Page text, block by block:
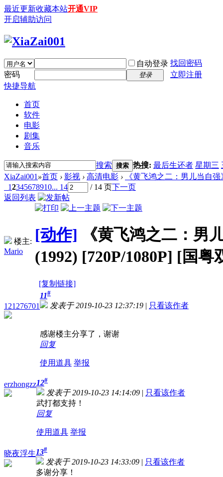
最近更新收藏本站开通VIP
开启辅助访问
自动登录 找回密码
密码
登录
立即注册
快捷导航
首页
软件
电影
剧集
音乐
搜索 搜索 热搜: 最后生还者 星期三
XiaZai001 »首页 › 影视 › 高清电影 ›
《黄飞鸿之二：男儿当自
12345678910... 14 / 14 页下一页
返回列表
楼主:
Mario
[动作]
《黄飞鸿之二：男
(1992) [720P/1080P] [国
[复制链接]
121276701
11#
发表于 2019-10-23 12:37:19 | 只看该作者
感谢楼主分享了，谢谢
回复
使用道具 举报
erzhongzz12#
发表于 2019-10-23 14:14:09 | 只看该作者
武打都支持！
回复
使用道具 举报
晓夜浮生13#
发表于 2019-10-23 14:33:09 | 只看该作者
多谢分享！